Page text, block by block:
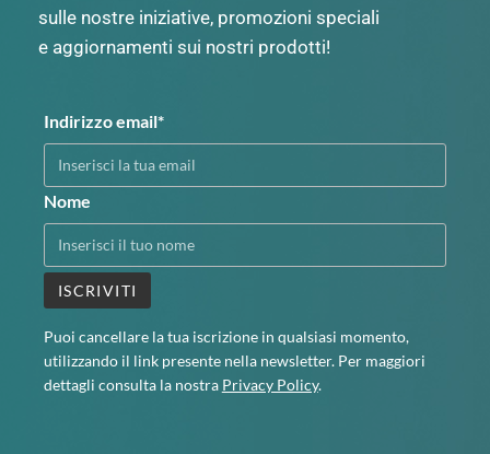
sulle nostre iniziative, promozioni speciali
e aggiornamenti sui nostri prodotti!
Indirizzo email*
Nome
Puoi cancellare la tua iscrizione in qualsiasi momento,
utilizzando il link presente nella newsletter. Per maggiori
dettagli consulta la nostra Privacy Policy.